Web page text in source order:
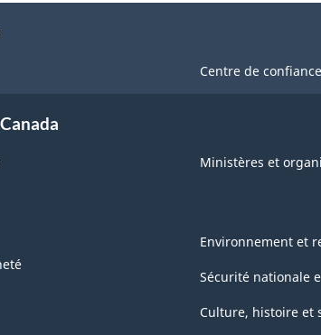
Centre de confiance
Ministères et
Environnement et
Sécurité nationale
Culture, histoire et